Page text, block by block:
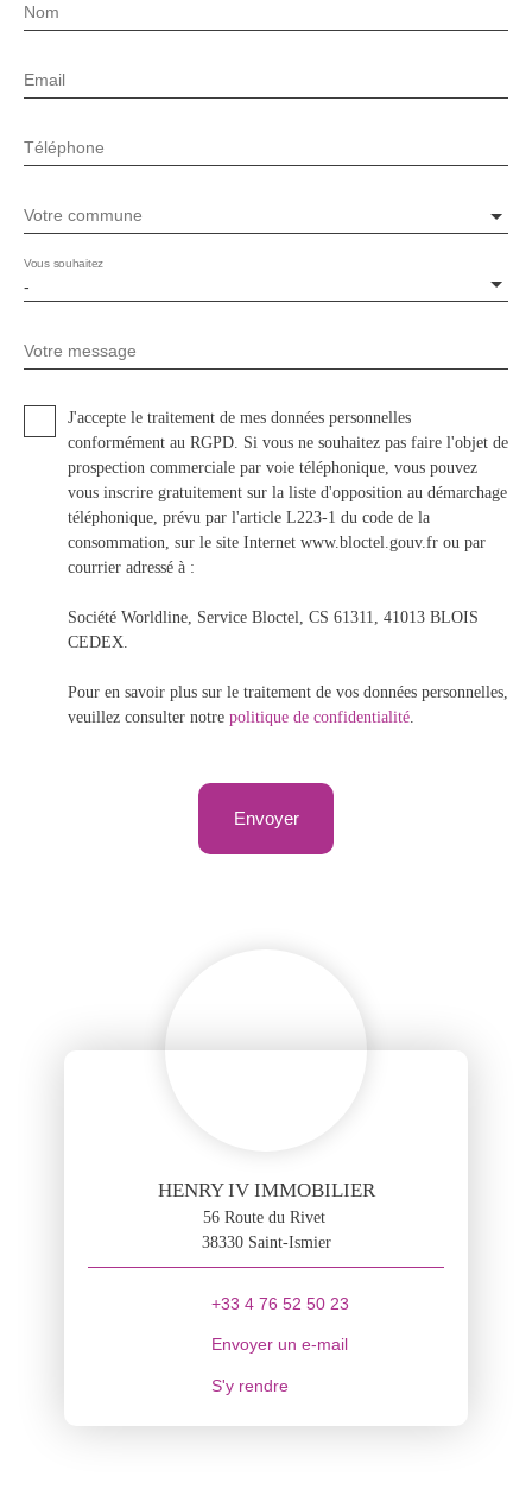
Nom
Email
Téléphone
Votre commune
-
Vous souhaitez
Votre message
J'accepte le traitement de mes données personnelles
conformément au RGPD. Si vous ne souhaitez pas faire l'objet de
prospection commerciale par voie téléphonique, vous pouvez
vous inscrire gratuitement sur la liste d'opposition au démarchage
téléphonique, prévu par l'article L223-1 du code de la
consommation, sur le site Internet www.bloctel.gouv.fr ou par
courrier adressé à :
Société Worldline, Service Bloctel, CS 61311, 41013 BLOIS
CEDEX.
Pour en savoir plus sur le traitement de vos données personnelles,
veuillez consulter notre politique de confidentialité
Envoyer
HENRY IV IMMOBILIER
56 Route du Rivet
38330 Saint-Ismier
+33 4 76 52 50 23
Envoyer un e-mail
S'y rendre